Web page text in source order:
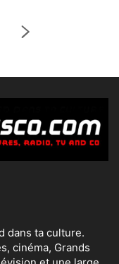
dans ta culture.
cinéma, Grands